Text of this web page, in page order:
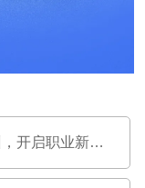
解锁互联网营销师培训，开启职业新征程